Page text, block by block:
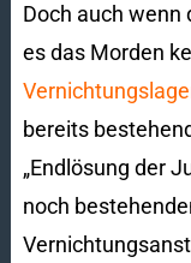
Doch auch wenn
es das Morden
bereits
„Endlösung der
noch